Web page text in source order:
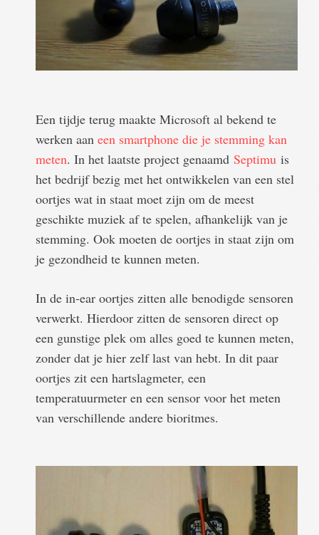
Een tijdje terug maakte Microsoft al bekend te
werken aan een smartphone die je stemming kan
meten. In het laatste project genaamd Septimu is
het bedrijf bezig met het ontwikkelen van een stel
oortjes wat in staat moet zijn om de meest
geschikte muziek af te spelen, afhankelijk van je
stemming. Ook moeten de oortjes in staat zijn om
je gezondheid te kunnen meten.
In de in-ear oortjes zitten alle benodigde sensoren
verwerkt. Hierdoor zitten de sensoren direct op
een gunstige plek om alles goed te kunnen meten,
zonder dat je hier zelf last van hebt. In dit paar
oortjes zit een hartslagmeter, een
temperatuurmeter en een sensor voor het meten
van verschillende andere bioritmes.